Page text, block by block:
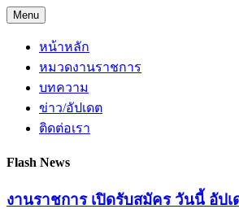
Skip
to
content
Menu
หน้าหลัก
หมวดงานราชการ
บทความ
ข่าว/อัปเดต
ติดต่อเรา
Flash News
งานราชการ เปิดรับสมัคร วันนี้ อัปเ